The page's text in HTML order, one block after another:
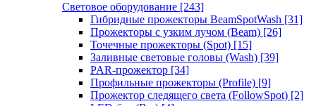
Световое оборудование [243]
Гибридные прожекторы BeamSpotWash [31]
Прожекторы с узким лучом (Beam) [26]
Точечные прожекторы (Spot) [15]
Заливные световые головы (Wash) [39]
PAR-прожектор [34]
Профильные прожекторы (Profile) [9]
Прожектор следящего света (FollowSpot) [2]